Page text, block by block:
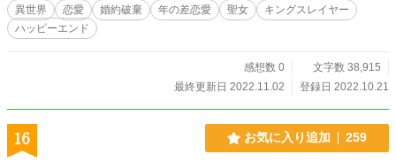
異世界 恋愛 婚約破棄 年の差恋愛 聖女
キングスレイヤー
ハッピーエンド
感想数 0
文字数 38,915
最終更新日 2022.11.02
登録日 2022.10.21
16 お気に入り追加 259